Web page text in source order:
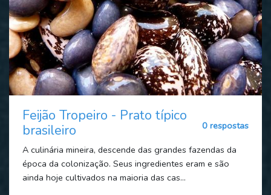
Feijão Tropeiro - Prato típico
brasileiro
0 respostas
A culinária mineira, descende das grandes fazendas da
época da colonização. Seus ingredientes eram e são
ainda hoje cultivados na maioria das cas...